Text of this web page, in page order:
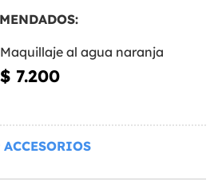
Maquillaje al agua naranja
$ 7.200
ACCESORIOS